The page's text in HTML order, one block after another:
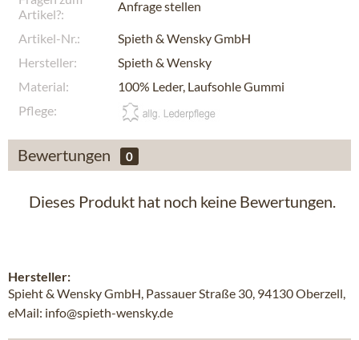
Artikel?:
Anfrage stellen
Artikel-Nr.:
Spieth & Wensky GmbH
Hersteller:
Spieth & Wensky
Material:
100% Leder, Laufsohle Gummi
Pflege:
Bewertungen 0
Dieses Produkt hat noch keine Bewertungen.
Hersteller:
Spieht & Wensky GmbH, Passauer Straße 30, 94130 Oberzell,
eMail: info@spieth-wensky.de